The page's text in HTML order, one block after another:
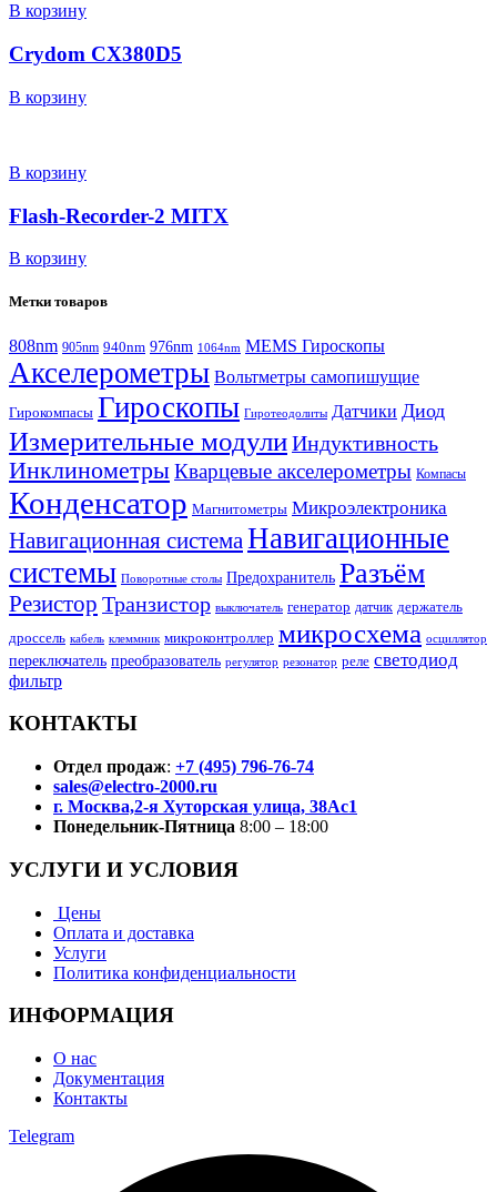
В корзину
Crydom CX380D5
В корзину
В корзину
Flash-Recorder-2 MITX
В корзину
Метки товаров
808nm 905nm 940nm 976nm 1064nm MEMS Гироскопы
Акселерометры Вольтметры самопишущие
Гирокомпасы Гироскопы Гиротеодолиты Датчики Диод
Измерительные модулиИндуктивность
ИнклинометрыКварцевые акселерометры Компасы
Конденсатор Магнитометры Микроэлектроника
Навигационная система Навигационные
системы Поворотные столы Предохранитель Разъём
Резистор Транзистор выключатель генератор датчик держатель
дроссель кабель клеммник микроконтроллер микросхема осциллятор
переключатель преобразователь регулятор резонатор реле светодиод
фильтр
КОНТАКТЫ
Отдел продаж: +7 (495) 796-76-74
sales@electro-2000.ru
г. Москва,2-я Хуторская улица, 38Ас1
Понедельник-Пятница 8:00 – 18:00
УСЛУГИ И УСЛОВИЯ
Цены
Оплата и доставка
Услуги
Политика конфиденциальности
ИНФОРМАЦИЯ
О нас
Документация
Контакты
Telegram